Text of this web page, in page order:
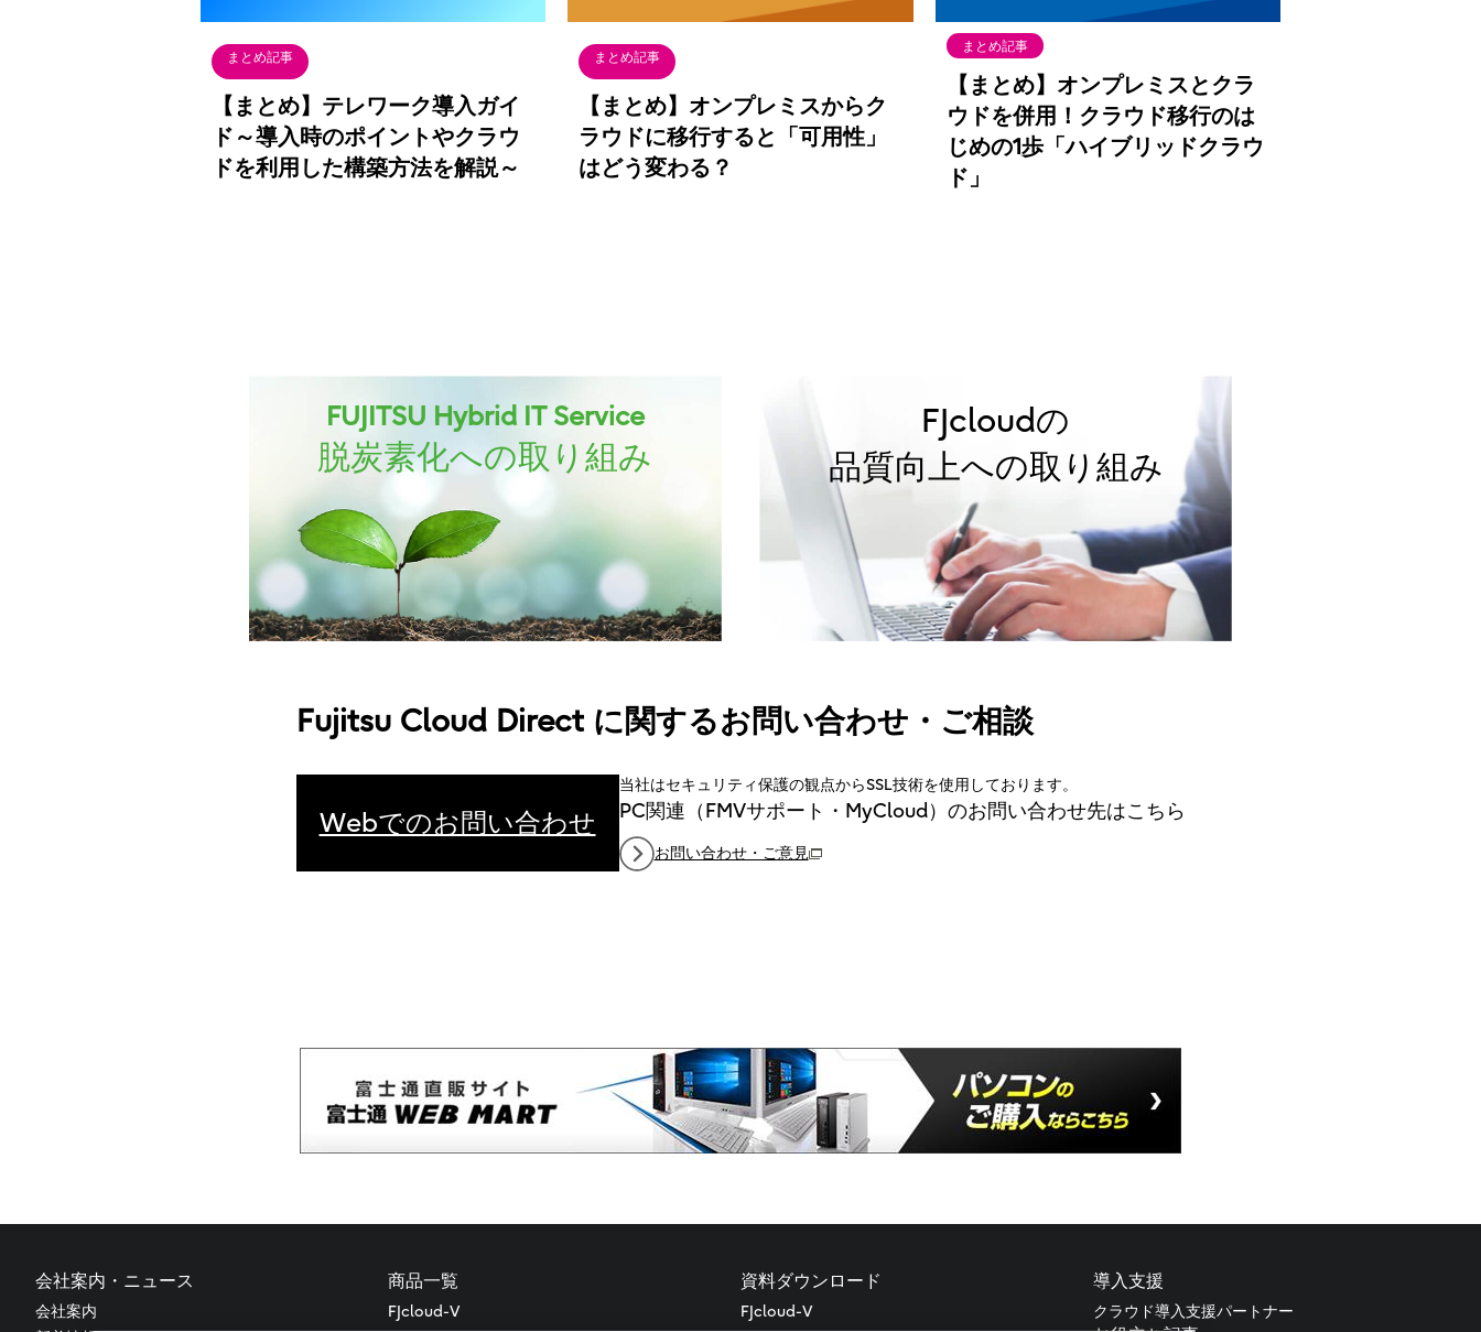
まとめ記事
【まとめ】テレワーク導入ガイ
ド～導入時のポイントやクラウ
ドを利用した構築方法を解説～
まとめ記事
【まとめ】オンプレミスからク
ラウドに移行すると「可用性」
はどう変わる？
まとめ記事
【まとめ】オンプレミスとクラ
ウドを併用！クラウド移行のは
じめの1歩「ハイブリッドクラウ
ド」
FUJITSU Hybrid IT Service
脱炭素化への取り組み
FJcloudの
品質向上への取り組み
Fujitsu Cloud Direct に関するお問い合わせ・ご相談
Webでのお問い合わせ
当社はセキュリティ保護の観点からSSL技術を使用しております。
PC関連（FMVサポート・MyCloud）のお問い合わせ先はこちら
お問い合わせ・ご意見
（新しいウィンドウで開きます）
会社案内・ニュース
会社案内
商品一覧
FJcloud-V
資料ダウンロード
FJcloud-V
導入支援
クラウド導入支援パートナー